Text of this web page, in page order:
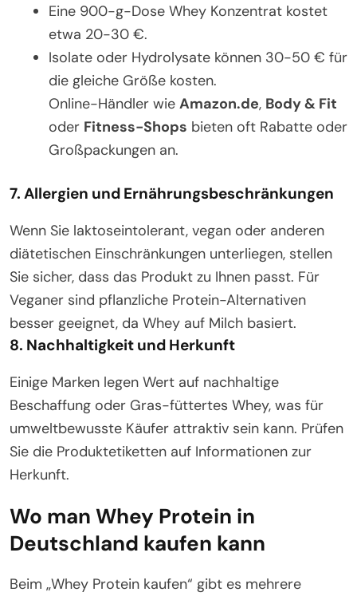
Eine 900-g-Dose Whey Konzentrat kostet
etwa 20-30 €.
Isolate oder Hydrolysate können 30-50 € für
die gleiche Größe kosten.
Online-Händler wie Amazon.de, Body & Fit
oder Fitness-Shops bieten oft Rabatte oder
Großpackungen an.
7. Allergien und Ernährungsbeschränkungen
Wenn Sie laktoseintolerant, vegan oder anderen
diätetischen Einschränkungen unterliegen, stellen
Sie sicher, dass das Produkt zu Ihnen passt. Für
Veganer sind pflanzliche Protein-Alternativen
besser geeignet, da Whey auf Milch basiert.
8. Nachhaltigkeit und Herkunft
Einige Marken legen Wert auf nachhaltige
Beschaffung oder Gras-füttertes Whey, was für
umweltbewusste Käufer attraktiv sein kann. Prüfen
Sie die Produktetiketten auf Informationen zur
Herkunft.
Wo man Whey Protein in
Deutschland kaufen kann
Beim „Whey Protein kaufen“ gibt es mehrere